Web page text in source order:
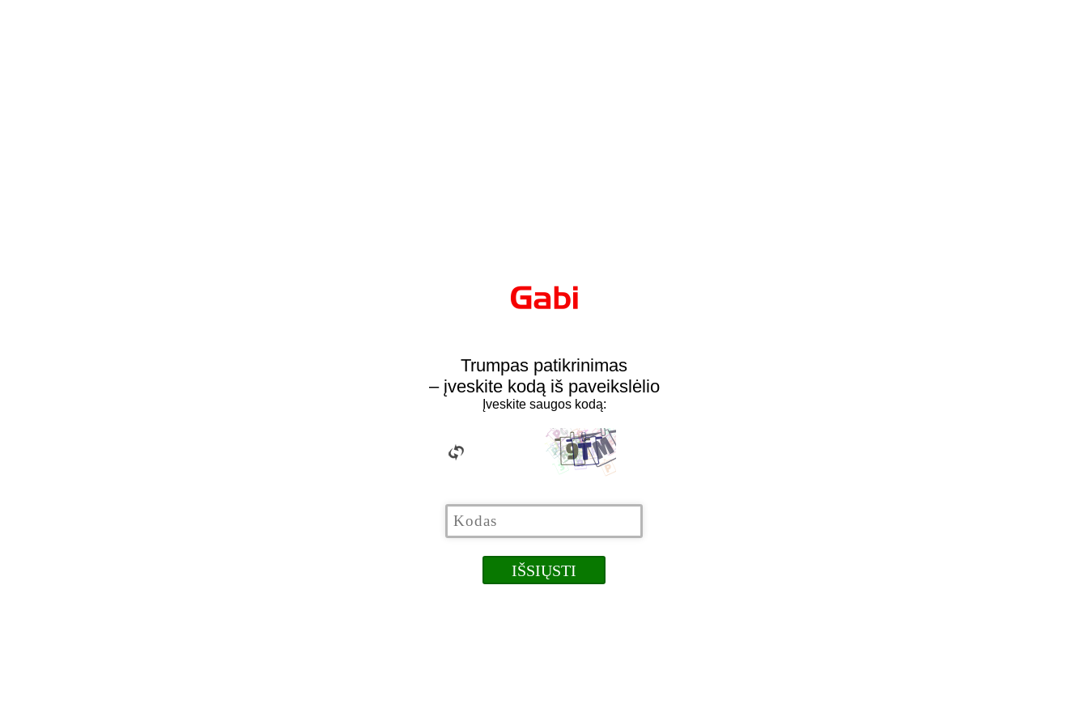
Trumpas patikrinimas
– įveskite kodą iš paveikslėlio
Įveskite saugos kodą: